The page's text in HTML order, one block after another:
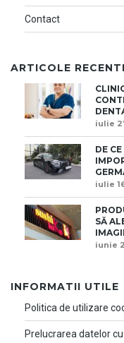
Contact
ARTICOLE
iulie
DE
iulie
SĂ
iunie
INFORMATII UTILE
Politica de utilizare
Prelucrarea datelor